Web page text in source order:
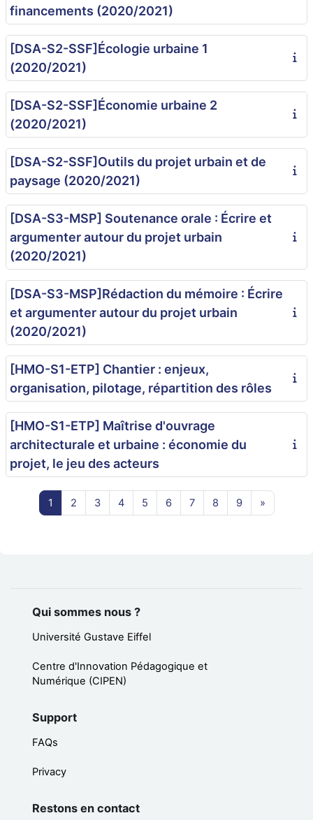
financements (2020/2021)
[DSA-S2-SSF]Écologie urbaine 1
(2020/2021)
[DSA-S2-SSF]Économie urbaine 2
(2020/2021)
[DSA-S2-SSF]Outils du projet urbain et de
paysage (2020/2021)
[DSA-S3-MSP] Soutenance orale : Écrire et
argumenter autour du projet urbain
(2020/2021)
[DSA-S3-MSP]Rédaction du mémoire : Écrire
et argumenter autour du projet urbain
(2020/2021)
[HMO-S1-ETP] Chantier : enjeux,
organisation, pilotage, répartition des rôles
[HMO-S1-ETP] Maîtrise d'ouvrage
architecturale et urbaine : économie du
projet, le jeu des acteurs
1 Page 1
2Page 2
3Page 3
4Page 4
5Page 5
6Page 6
7Page 7
8Page 8
9Page 9
»Page
Qui sommes nous ?
Université Gustave Eiffel
Centre d'Innovation Pédagogique et
Numérique (CIPEN)
Support
FAQs
Privacy
Restons en contact